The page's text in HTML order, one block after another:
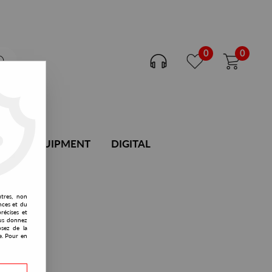
0 0
DJ EQUIPMENT DIGITAL
non
et du
et
donnez
de la
Pour en